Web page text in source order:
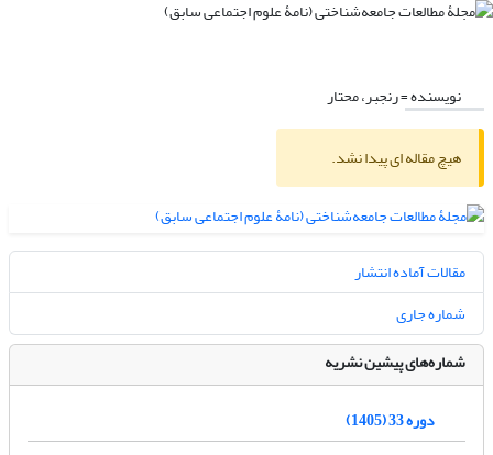
نویسنده =رنجبر، محتار
هیچ مقاله ای پیدا نشد.
مقالات آماده انتشار
شماره جاری
شماره‌های پیشین نشریه
دوره 33 (1405)